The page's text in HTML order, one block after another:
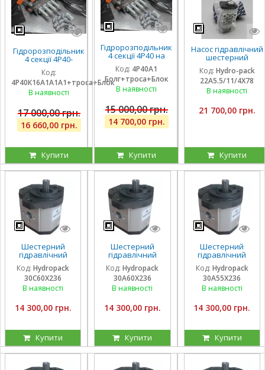
Гідророзподільник
4 секції 4Р40-
К16А1А1А1 з однією
плаваючою
секцією, троса та
блок важелів
Код:
4Р40К16А1А1А1+троса+Блок
В наявності
17 000,00 грн.
16 660,00 грн.
Купити
Гідророзподільник
4 секції 4Р40 на
навантажувач
(без плаваючих
секцій), троса та
блок важелів,
Код: 4Р40А1
Болг+троса+Блок
В наявності
15 000,00 грн.
14 700,00 грн.
Купити
Насос гідравлічний
шестерний
тандемний Hydro-
pack
22A5.5/11/4X780DSS
для CLAAS
Код: Hydro-pack
22A5.5/11/4X78
В наявності
21 700,00 грн.
Купити
Шестерний
гідравлічний
насос Hydropack
30C60X236 (60
см3) правого
обертання
Код: Hydropack
30C60X236
В наявності
14 300,00 грн.
Купити
Шестерний
гідравлічний
насос Hydropack
30A60X236 (60
см3) лівого
обертання
Код: Hydropack
30A60X236
В наявності
14 300,00 грн.
Купити
Шестерний
гідравлічний
насос Hydropack
30A55X236 (55
см3) лівого
обертання
Код: Hydropack
30A55X236
В наявності
14 300,00 грн.
Купити